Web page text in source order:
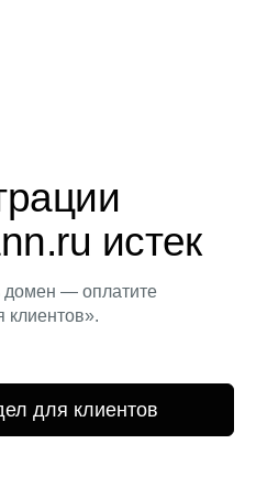
истек
домен — оплатите
клиентов».
для клиентов